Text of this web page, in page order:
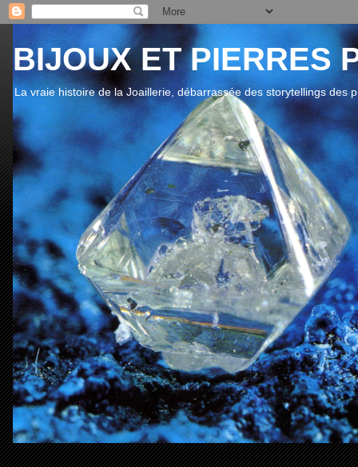
BIJOUX ET PIERRES
La vraie histoire de la Joaillerie, débarrassée des storytellings des